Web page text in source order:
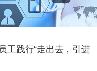
工践行“走出去，引进